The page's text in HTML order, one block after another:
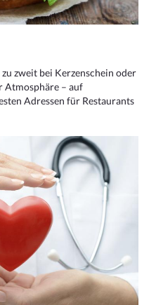
zweit bei Kerzenschein oder
Atmosphäre – auf
Adressen für Restaurants